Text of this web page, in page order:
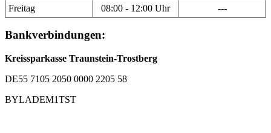
Freitag
08:00 - 12:00 Uhr ---
Bankverbindungen:
Kreissparkasse Traunstein-Trostberg
DE55 7105 2050 0000 2205 58
BYLADEM1TST